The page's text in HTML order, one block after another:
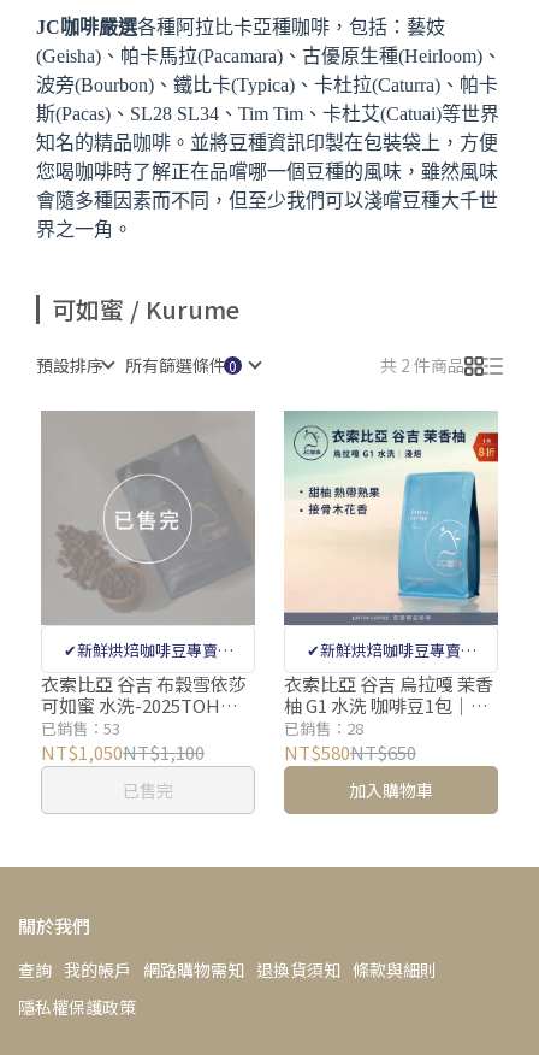
JC咖啡嚴選各種阿拉比卡亞種咖啡，包括：藝妓
(Geisha)、帕卡馬拉(Pacamara)、古優原生種(Heirloom)、
波旁(Bourbon)、鐵比卡(Typica)、卡杜拉(Caturra)、帕卡
斯(Pacas)、SL28 SL34、Tim Tim、卡杜艾(Catuai)等世界
知名的精品咖啡。 並將豆種資訊印製在包裝袋上，方便
您喝咖啡時了解正在品嚐哪一個豆種的風味，雖然風味
會隨多種因素而不同，但至少我們可以淺嚐豆種大千世
界之一角。
可如蜜 / Kurume
預設排序 所有篩選條件 共 2 件商品
✔新鮮烘焙咖啡豆專賣店
✔Q Grader咖啡品鑑師把關
✔百萬級咖啡篩豆機剔除瑕
疵豆
衣索比亞 谷吉 布穀雪依莎
可如蜜 水洗-2025TOH冠
軍批次 咖啡豆1包│淺焙
【JC咖啡】1/4磅(115g)or
半磅(230g) 莊園咖啡 新鮮
已銷售：53
NT$1,050NT$1,100
已售完
✔新鮮烘焙咖啡豆專賣店
✔Q Grader 咖啡品質鑑定師
把關 ✔百萬級咖啡篩豆機剔
除瑕疵豆
衣索比亞 谷吉 烏拉嘎 茉香
柚 G1 水洗 咖啡豆1包│淺
焙【JC咖啡】半磅(230g)
莊園咖啡 新鮮烘焙
已銷售：28
NT$580NT$650
加入購物車
關於我們
查詢 我的帳戶 網路購物需知 退換貨須知 條款與細則
隱私權保護政策